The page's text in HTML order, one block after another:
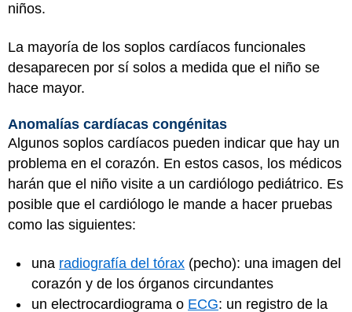
niños.
La mayoría de los soplos cardíacos funcionales
desaparecen por sí solos a medida que el niño se
hace mayor.
Anomalías cardíacas congénitas
Algunos soplos cardíacos pueden indicar que hay un
problema en el corazón. En estos casos, los médicos
harán que el niño visite a un cardiólogo pediátrico. Es
posible que el cardiólogo le mande a hacer pruebas
como las siguientes:
una radiografía del tórax (pecho): una imagen del
corazón y de los órganos circundantes
un electrocardiograma o ECG: un registro de la